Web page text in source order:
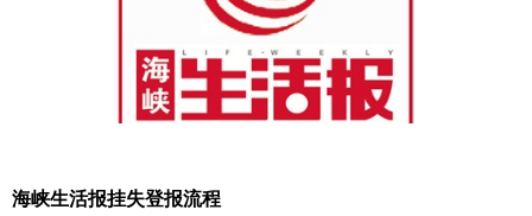
海峡生活报挂失登报流程